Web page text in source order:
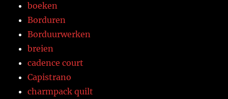
boeken
Borduren
Borduurwerken
breien
cadence court
Capistrano
charmpack quilt